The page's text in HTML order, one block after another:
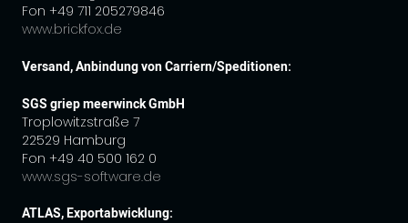
Fon +49 711 205279846
www.brickfox.de
Versand, Anbindung von Carriern/Speditionen:
SGS griep meerwinck GmbH
Troplowitzstraße 7
22529 Hamburg
Fon +49 40 500 162 0
www.sgs-software.de
ATLAS, Exportabwicklung: